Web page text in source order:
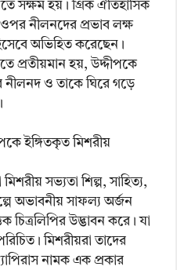
সক্ষম হয়। গ্রিক ঐতিহাসিক
নীলনদের প্রভাব লক্ষ
অভিহিত করেছেন।
প্রতীয়মান হয়, উদ্দীপকে
নীলনদ ও তাকে ঘিরে গড়ে
ইঙ্গিতকৃত মিশরীয়
সভ্যতা শিল্প, সাহিত্য,
অভাবনীয় সাফল্য অর্জন
চিত্রলিপির উদ্ভাবন করে। যা
মিশরীয়রা তাদের
নামক এক প্রকার